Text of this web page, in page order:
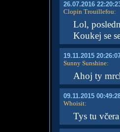
26.07.2016
Clopin Trouillefou:
Lol,
Koukej se
19.11.2015
Sunny Sunshine:
Ahoj ty
09.11.2015
Whoisit:
Tys tu